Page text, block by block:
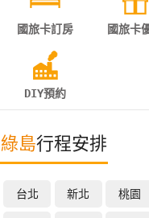
灣
訂
直接跟飯店訂房HOT
特
宿
國旅卡訂房 國旅卡
DIY預約
綠島行程安排
台北 新北 桃園